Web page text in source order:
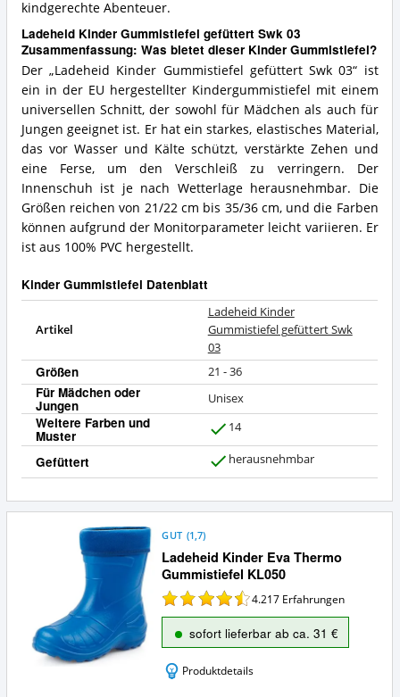
kindgerechte Abenteuer.
Ladeheid Kinder Gummistiefel gefüttert Swk 03
Zusammenfassung: Was bietet dieser Kinder Gummistiefel?
Der „Ladeheid Kinder Gummistiefel gefüttert Swk 03“ ist
ein in der EU hergestellter Kindergummistiefel mit einem
universellen Schnitt, der sowohl für Mädchen als auch für
Jungen geeignet ist. Er hat ein starkes, elastisches Material,
das vor Wasser und Kälte schützt, verstärkte Zehen und
eine Ferse, um den Verschleiß zu verringern. Der
Innenschuh ist je nach Wetterlage herausnehmbar. Die
Größen reichen von 21/22 cm bis 35/36 cm, und die Farben
können aufgrund der Monitorparameter leicht variieren. Er
ist aus 100% PVC hergestellt.
Kinder Gummistiefel Datenblatt
Artikel
Ladeheid Kinder
Gummistiefel gefüttert Swk
03
Größen 21 - 36
Für Mädchen oder
Jungen Unisex
Weitere Farben und
Muster 14
Gefüttert herausnehmbar
Ladeheid Kinder Eva Thermo
Gummistiefel KL050
GUT (1,7)
4.217 Erfahrungen
sofort lieferbar ab ca. 31 €
Produktdetails